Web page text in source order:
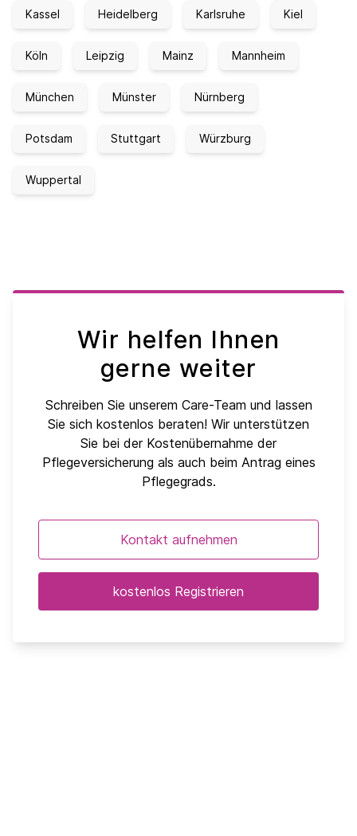
Kassel Heidelberg Karlsruhe Kiel
Köln Leipzig Mainz Mannheim
München Münster Nürnberg
Potsdam Stuttgart Würzburg
Wuppertal
Wir helfen Ihnen
gerne weiter
Schreiben Sie unserem Care-Team und lassen
Sie sich kostenlos beraten! Wir unterstützen
Sie bei der Kostenübernahme der
Pflegeversicherung als auch beim Antrag eines
Pflegegrads.
Kontakt aufnehmen
kostenlos Registrieren